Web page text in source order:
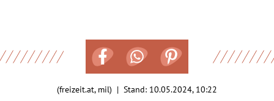
(freizeit.at, mil) | Stand: 10.05.2024, 10:22